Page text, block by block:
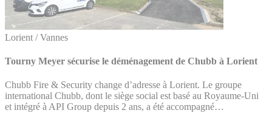
Lorient / Vannes
Tourny Meyer sécurise le déménagement de Chubb à Lorient
Chubb Fire & Security change d’adresse à Lorient. Le groupe
international Chubb, dont le siège social est basé au Royaume-Uni
et intégré à API Group depuis 2 ans, a été accompagné…